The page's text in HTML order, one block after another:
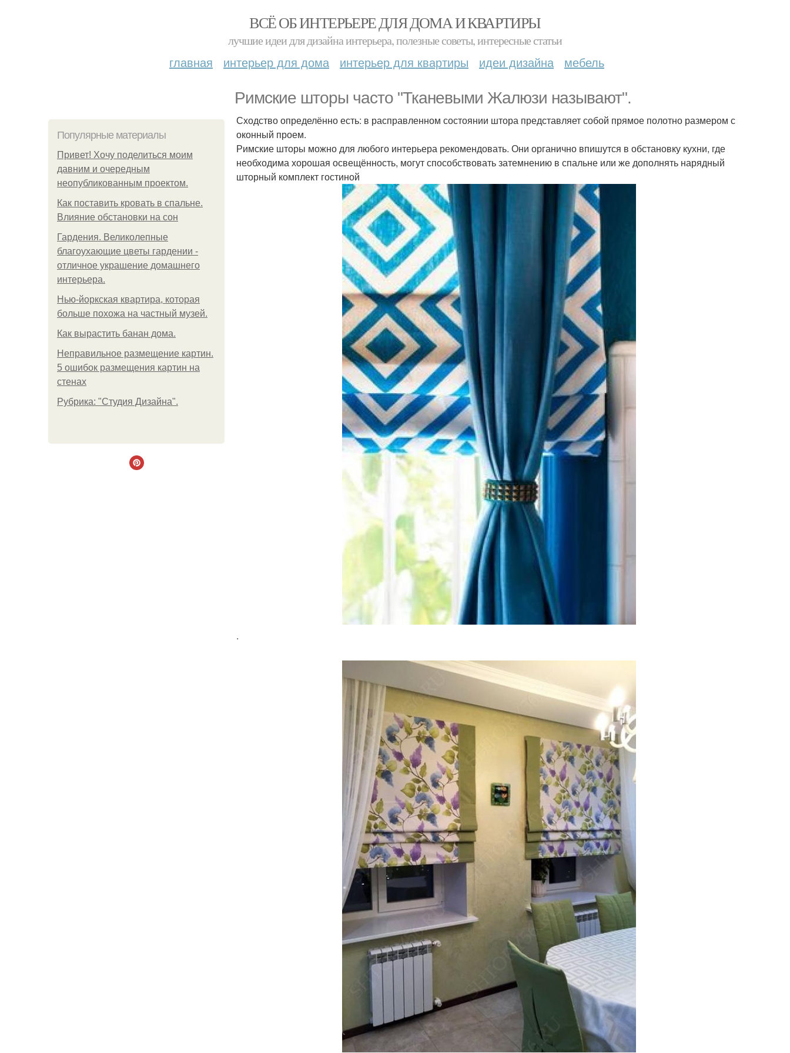
ВСЁ ОБ ИНТЕРЬЕРЕ ДЛЯ ДОМА И КВАРТИРЫ
лучшие идеи для дизайна интерьера, полезные советы, интересные статьи
главная интерьер для дома интерьер для квартиры идеи дизайна мебель
Римские шторы часто "Тканевыми Жалюзи называют".
Популярные материалы
Привет! Хочу поделиться моим
давним и очередным
неопубликованным проектом.
Как поставить кровать в спальне.
Влияние обстановки на сон
Гардения. Великолепные
благоухающие цветы гардении -
отличное украшение домашнего
интерьера.
Нью-йоркская квартира, которая
больше похожа на частный музей.
Как вырастить банан дома.
Неправильное размещение картин.
5 ошибок размещения картин на
стенах
Рубрика: "Студия Дизайна".
Сходство определённо есть: в расправленном состоянии штора представляет собой прямое полотно размером с
оконный проем.
Римские шторы можно для любого интерьера рекомендовать. Они органично впишутся в обстановку кухни, где
необходима хорошая освещённость, могут способствовать затемнению в спальне или же дополнять нарядный
шторный комплект гостиной
.